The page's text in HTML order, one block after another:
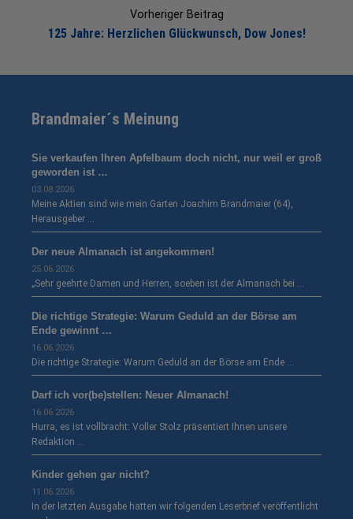
Vorheriger Beitrag
125 Jahre: Herzlichen Glückwunsch, Dow Jones!
Brandmaier´s Meinung
Sie verkaufen Ihren Apfelbaum doch nicht, nur weil er groß
geworden ist …
03.08.2026
Meine Aktien sind wie mein Garten Joachim Brandmaier (64),
Herausgeber …
Der neue Almanach ist angekommen!
25.06.2026
„Sehr geehrte Damen und Herren, soeben ist der Almanach bei …
Die richtige Strategie: Warum Geduld an der Börse am
Ende gewinnt …
16.06.2026
Die richtige Strategie: Warum Geduld an der Börse am Ende …
Darf ich vor(be)stellen: Neuer Almanach!
16.06.2026
Hurra, es ist vollbracht: Voller Stolz präsentiert Ihnen unsere
Redaktion …
Kinder gehen gar nicht?
11.06.2026
In der letzten Ausgabe hatten wir folgenden Leserbrief veröffentlicht